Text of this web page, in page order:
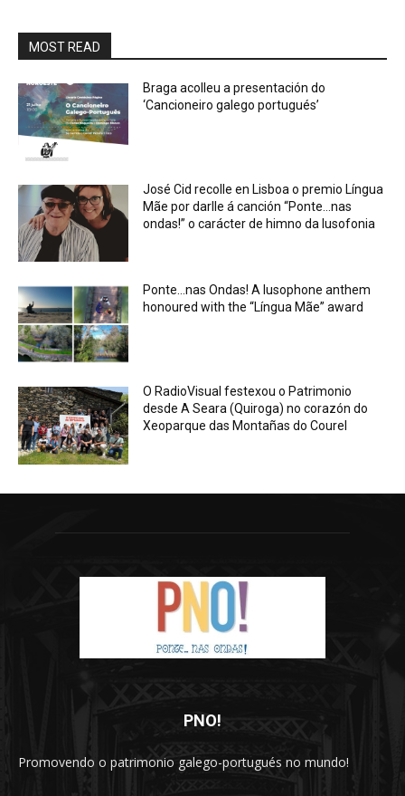
MOST READ
Braga acolleu a presentación do
‘Cancioneiro galego portugués’
José Cid recolle en Lisboa o premio Língua
Mãe por darlle á canción “Ponte…nas
ondas!” o carácter de himno da lusofonia
Ponte…nas Ondas! A lusophone anthem
honoured with the “Língua Mãe” award
O RadioVisual festexou o Patrimonio
desde A Seara (Quiroga) no corazón do
Xeoparque das Montañas do Courel
PNO!
Promovendo o patrimonio galego-portugués no mundo!